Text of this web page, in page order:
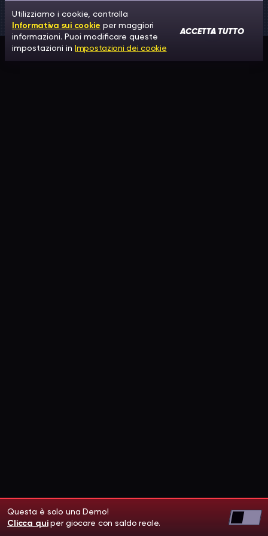
Questa è solo una Demo!
Clicca quiper giocare con saldo reale.
Utilizziamo i cookie, controlla
Informativa sui cookie per maggiori
informazioni. Puoi modificare queste
impostazioni in Impostazioni dei cookie
ACCETTA TUTTO